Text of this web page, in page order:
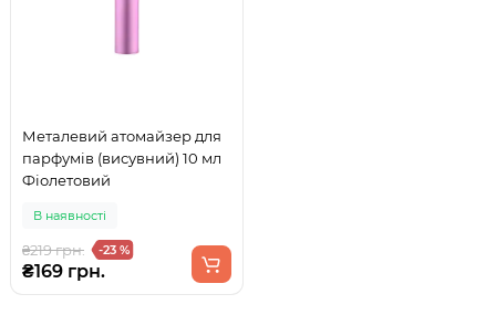
Металевий атомайзер для
парфумів (висувний) 10 мл
Фіолетовий
В наявності
₴219 грн. -23 %
₴169 грн.